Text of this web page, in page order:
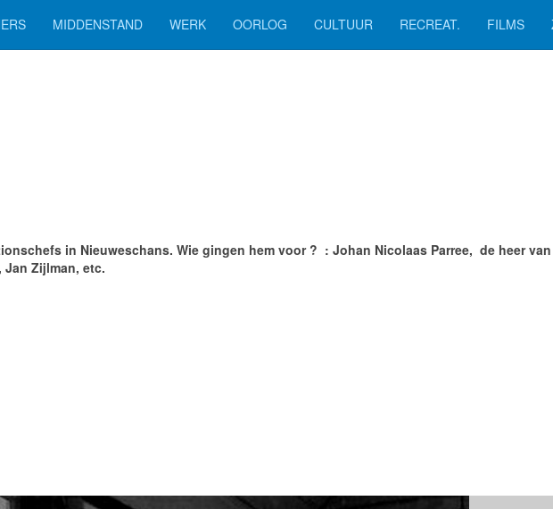
MIDDENSTAND WERK OORLOG CULTUUR RECREAT. FILMS
in Nieuweschans. Wie gingen hem voor ? : Johan Nicolaas Parree, de heer
Jan Zijlman, etc.